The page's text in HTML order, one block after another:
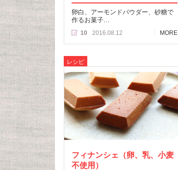
卵白、アーモンドパウダー、砂糖で
作るお菓子…
10 2016.08.12 MORE
レシピ
フィナンシェ（卵、乳、小麦
不使用）